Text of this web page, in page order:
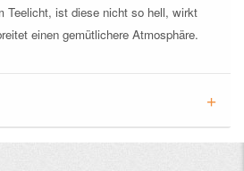
Teelicht, ist diese nicht so hell, wirkt
einen gemütlichere Atmosphäre.